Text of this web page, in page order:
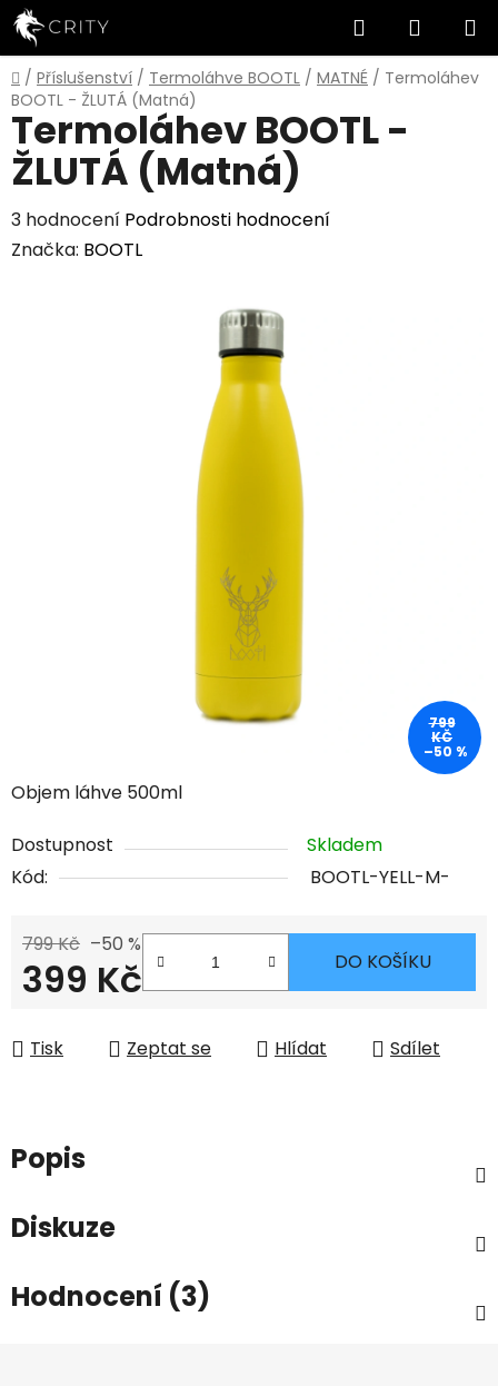
Přejít
na
obsah
Hledat
KOŠÍK
Domů
/ Příslušenství / Termoláhve BOOTL / MATNÉ / Termoláhev
BOOTL - ŽLUTÁ (Matná)
Objem láhve 500ml
Dostupnost
Skladem
Kód:
BOOTL-YELL-M-
799 Kč –50 %
399 Kč DO KOŠÍKU
Tisk Zeptat se Hlídat Sdílet
Termoláhev BOOTL -
ŽLUTÁ (Matná)
Průměrné
hodnocení
3 hodnocení Podrobnosti hodnocení
Značka: BOOTL
799
KČ
–50 %
Popis
Diskuze
Hodnocení (3)